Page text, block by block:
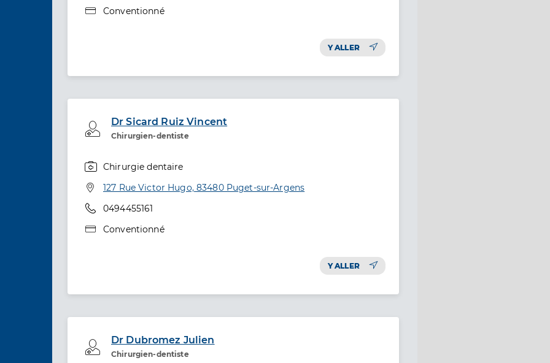
Type de convention
Conventionné
Y ALLER
Dr Sicard Ruiz Vincent
Chirurgien-dentiste
Professionel de santé
Chirurgie dentaire
Adresse
127 Rue Victor Hugo, 83480 Puget-sur-Argens
Téléphone
0494455161
Type de convention
Conventionné
Y ALLER
Dr Dubromez Julien
Chirurgien-dentiste
Professionel de santé